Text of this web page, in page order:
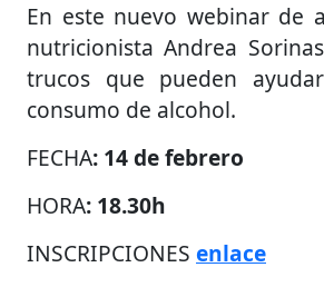
En este nuevo webinar de
nutricionista Andrea
trucos que pueden
consumo de alcohol.
FECHA: 14 de febrero
HORA: 18.30h
INSCRIPCIONES enlace